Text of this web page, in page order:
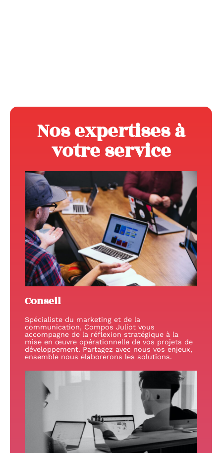
Nos expertises à
votre service
Conseil
Spécialiste du marketing et de la
communication, Compos Juliot vous
accompagne de la réflexion stratégique à la
mise en œuvre opérationnelle de vos projets de
développement. Partagez avec nous vos enjeux,
ensemble nous élaborerons les solutions.